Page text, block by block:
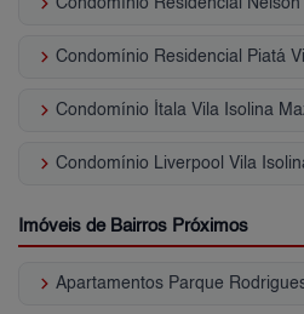
Condomínio Residencial
keyboard_arrow_right Condomínio Residencial Piatá
keyboard_arrow_right Condomínio Ítala Vila Isolina
keyboard_arrow_right Condomínio Liverpool Vila
Imóveis de Bairros Próximos
keyboard_arrow_right Apartamentos Parque